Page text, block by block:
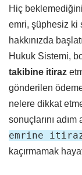
Hiç
emri, şüphesiz ki
hakkınızda
Hukuk Sistemi,
takibine itiraz
gönderilen
nelere dikkat
sonuçlarını adım
emrine
kaçırmamak